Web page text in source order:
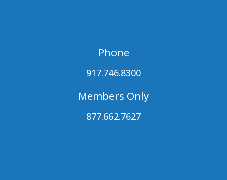
Phone
917.746.8300
Members Only
877.662.7627